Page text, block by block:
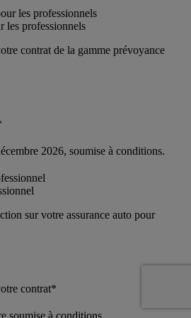
les professionnels
contrat de la gamme prévoyance
2026, soumise à conditions.
sur votre assurance auto pour
contrat*
soumise à conditions.